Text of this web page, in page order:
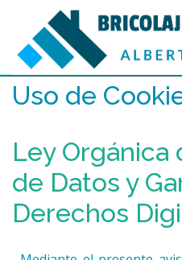
Inicio
Uso de
Ley Orgánica
de Datos y
Derechos